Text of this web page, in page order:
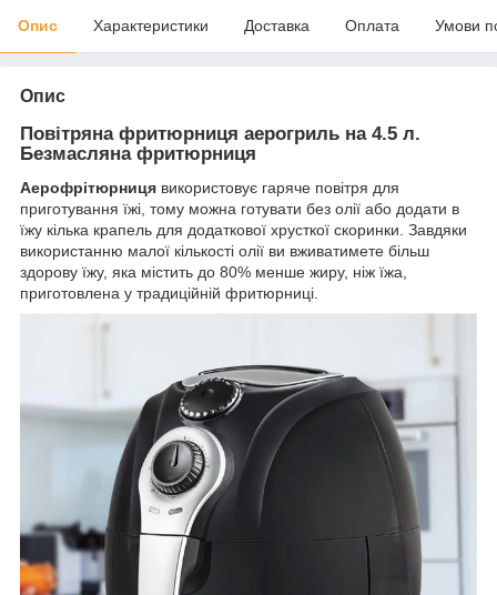
Опис Характеристики Доставка Оплата Умови
Опис
Повітряна фритюрниця аерогриль на 4.5 л.
Безмасляна фритюрниця
Аерофрітюрниця використовує гаряче повітря для
приготування їжі, тому можна готувати без олії або додати в
їжу кілька крапель для додаткової хрусткої скоринки. Завдяки
використанню малої кількості олії ви вживатимете більш
здорову їжу, яка містить до 80% менше жиру, ніж їжа,
приготовлена у традиційній фритюрниці.